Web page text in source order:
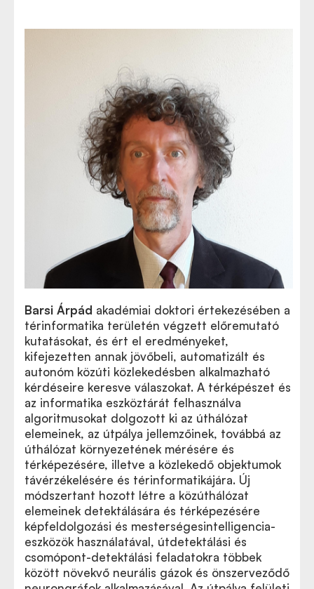
Barsi Árpád akadémiai doktori értekezésében a
térinformatika területén végzett előremutató
kutatásokat, és ért el eredményeket,
kifejezetten annak jövőbeli, automatizált és
autonóm közúti közlekedésben alkalmazható
kérdéseire keresve válaszokat. A térképészet és
az informatika eszköztárát felhasználva
algoritmusokat dolgozott ki az úthálózat
elemeinek, az útpálya jellemzőinek, továbbá az
úthálózat környezetének mérésére és
térképezésére, illetve a közlekedő objektumok
távérzékelésére és térinformatikájára. Új
módszertant hozott létre a közúthálózat
elemeinek detektálására és térképezésére
képfeldolgozási és mesterségesintelligencia-
eszközök használatával, útdetektálási és
csomópont-detektálási feladatokra többek
között növekvő neurális gázok és önszerveződő